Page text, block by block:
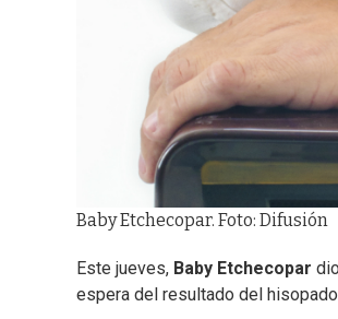
Baby Etchecopar. Foto: Difusión
Este jueves, Baby Etchecopar
espera del resultado del